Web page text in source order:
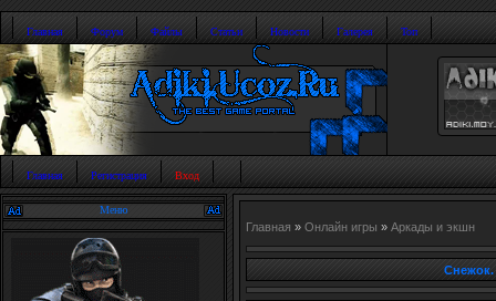
Главная Форум Файлы Статьи Новости Галерея Топ
Главная Регистрация Вход
Меню
Главная » Онлайн игры » Аркады и экшн
Снежок.